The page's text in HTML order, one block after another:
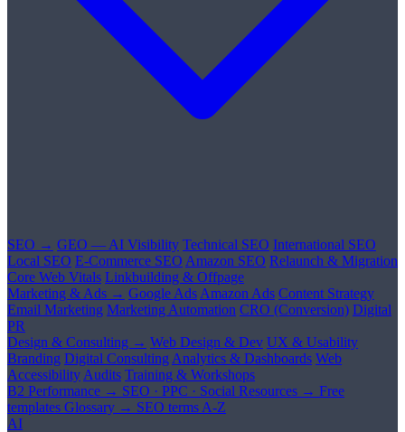
SEO → GEO — AI Visibility Technical SEO International SEO
Local SEO E-Commerce SEO Amazon SEO Relaunch & Migration
Core Web Vitals Linkbuilding & Offpage
Marketing & Ads → Google Ads Amazon Ads Content Strategy
Email Marketing Marketing Automation CRO (Conversion) Digital
PR
Design & Consulting → Web Design & Dev UX & Usability
Branding Digital Consulting Analytics & Dashboards Web
Accessibility Audits Training & Workshops
B2 Performance → SEO · PPC · Social Resources → Free
templates Glossary → SEO terms A-Z
AI